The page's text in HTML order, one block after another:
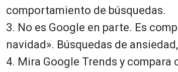
comportamiento de búsquedas.
3. No es Google en parte. Es
navidad». Búsquedas de
4. Mira Google Trends y